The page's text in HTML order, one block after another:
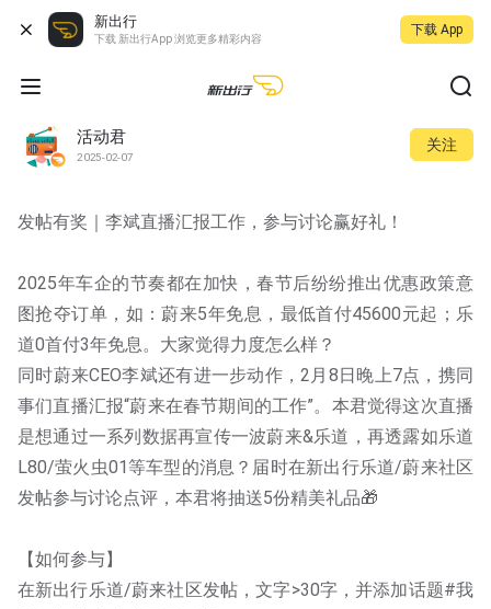
新出行
下载 新出行App 浏览更多精彩内容
下载 App
活动君
2025-02-07
关注
发帖有奖｜李斌直播汇报工作，参与讨论赢好礼！
2025年车企的节奏都在加快，春节后纷纷推出优惠政策意
图抢夺订单，如：蔚来5年免息，最低首付45600元起；乐
道0首付3年免息。大家觉得力度怎么样？
同时蔚来CEO李斌还有进一步动作，2月8日晚上7点，携同
事们直播汇报“蔚来在春节期间的工作”。本君觉得这次直播
是想通过一系列数据再宣传一波蔚来&乐道，再透露如乐道
L80/萤火虫01等车型的消息？届时在新出行乐道/蔚来社区
发帖参与讨论点评，本君将抽送5份精美礼品🎁
【如何参与】
在新出行乐道/蔚来社区发帖，文字>30字，并添加话题#我